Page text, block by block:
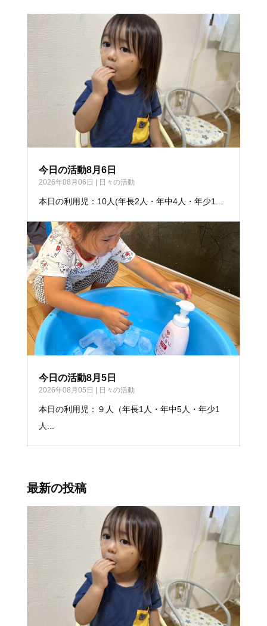
今日の活動8月6日
2026年08月06日 | 日々の活動
本日の利用児：10人(年長2人・年中4人・年少1...
今日の活動8月5日
2026年08月05日 | 日々の活動
本日の利用児：９人（年長1人・年中5人・年少1
人...
最新の投稿